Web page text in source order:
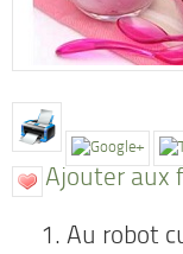
Ajouter aux
Au robot